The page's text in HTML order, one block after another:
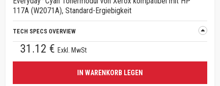
117A (W2071A), Standard-Ergiebigkeit
TECH SPECS OVERVIEW
31.12 € Exkl. MwSt
IN WARENKORB LEGEN